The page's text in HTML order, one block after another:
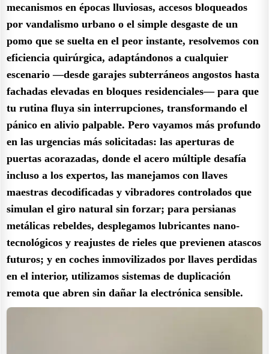
mecanismos en épocas lluviosas, accesos bloqueados
por vandalismo urbano o el simple desgaste de un
pomo que se suelta en el peor instante, resolvemos con
eficiencia quirúrgica, adaptándonos a cualquier
escenario —desde garajes subterráneos angostos hasta
fachadas elevadas en bloques residenciales— para que
tu rutina fluya sin interrupciones, transformando el
pánico en alivio palpable. Pero vayamos más profundo
en las urgencias más solicitadas: las aperturas de
puertas acorazadas, donde el acero múltiple desafía
incluso a los expertos, las manejamos con llaves
maestras decodificadas y vibradores controlados que
simulan el giro natural sin forzar; para persianas
metálicas rebeldes, desplegamos lubricantes nano-
tecnológicos y reajustes de rieles que previenen atascos
futuros; y en coches inmovilizados por llaves perdidas
en el interior, utilizamos sistemas de duplicación
remota que abren sin dañar la electrónica sensible.